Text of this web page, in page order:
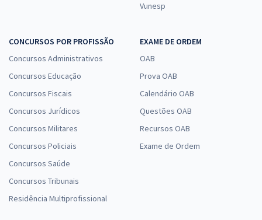
Vunesp
CONCURSOS POR PROFISSÃO
Concursos Administrativos
Concursos Educação
Concursos Fiscais
Concursos Jurídicos
Concursos Militares
Concursos Policiais
Concursos Saúde
Concursos Tribunais
Residência Multiprofissional
EXAME DE ORDEM
OAB
Prova OAB
Calendário OAB
Questões OAB
Recursos OAB
Exame de Ordem